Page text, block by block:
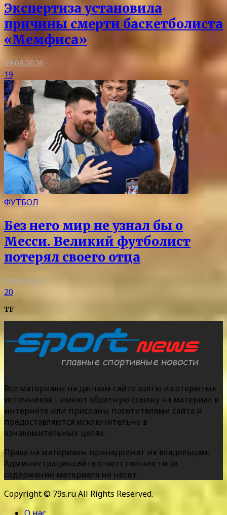
Экспертиза установила
причины смерти баскетболиста
«Мемфиса»
09.08.2026
19
ФУТБОЛ
Без него мир не узнал бы о
Месси. Великий футболист
потерял своего отца
09.08.2026
20
TF
Все материалы на данном сайте взяты из открытых
источников - имеют обратную ссылку на материал в
интернете или присланы посетителями сайта и
предоставляются исключительно в
ознакомительных целях.
Права на материалы принадлежат их владельцам.
Администрация сайта ответственности за
содержание материала не несет.
Copyright © 79s.ru All Rights Reserved.
О нас